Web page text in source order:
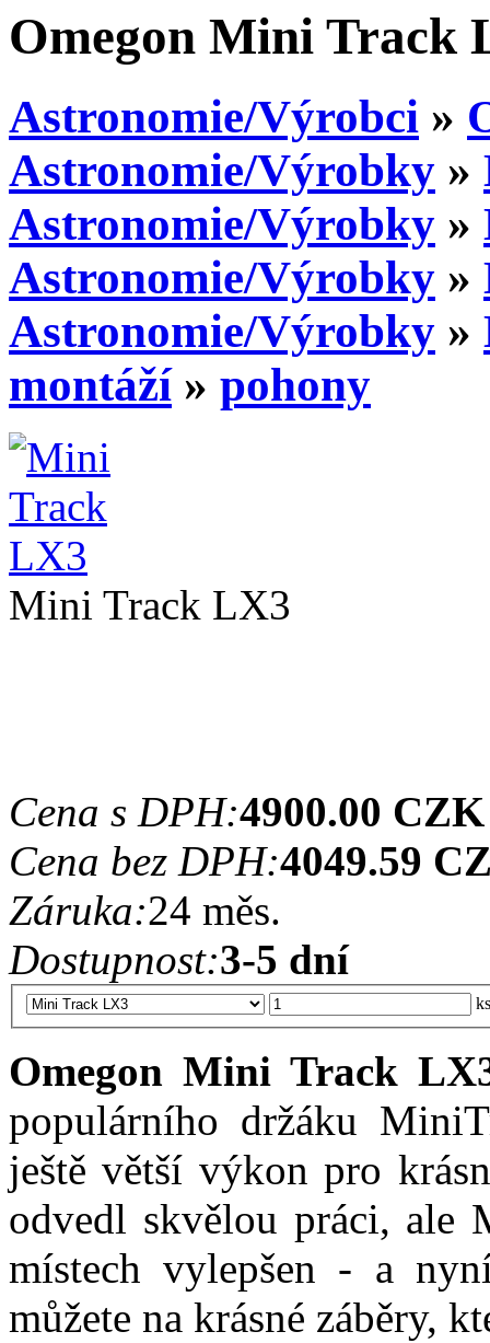
Omegon Mini Track
Astronomie/Výrobci »
Astronomie/Výrobky »
Astronomie/Výrobky »
Astronomie/Výrobky »
Astronomie/Výrobky »
montáží» pohony
Mini Track LX3
Cena s DPH:4900.00 CZK
Cena bez DPH:4049.59
Záruka:24 měs.
Dostupnost:3-5 dní
Omegon Mini Track
populárního držáku
ještě větší výkon pro
odvedl skvělou práci, ale
místech vylepšen - a
můžete na krásné záběry,